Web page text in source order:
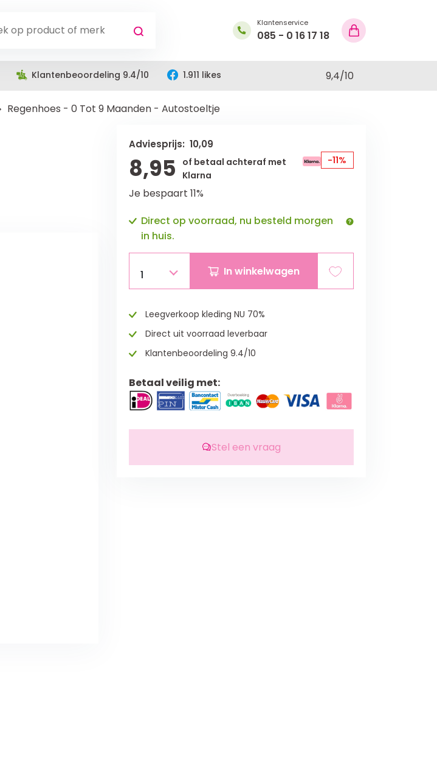
Klantenservice
085 - 0 16 17 18
Klantenbeoordeling 9.4/10 1.911 likes 9,4/10
Regenhoes - 0 Tot 9 Maanden - Autostoeltje
Adviesprijs: 10,09
8,95
of betaal achteraf met
Klarna
-11%
Je bespaart 11%
Direct op voorraad, nu besteld morgen
in huis.
1 In winkelwagen
Leegverkoop kleding NU 70%
Direct uit voorraad leverbaar
Klantenbeoordeling 9.4/10
Betaal veilig met:
Stel een vraag